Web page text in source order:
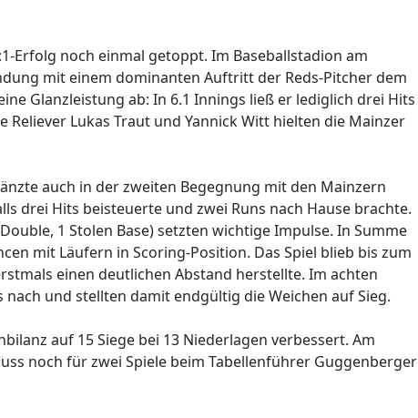
Erfolg noch einmal getoppt. Im Baseballstadion am
mit einem dominanten Auftritt der Reds-Pitcher dem
Glanzleistung ab: In 6.1 Innings ließ er lediglich drei Hits
Lukas Traut und Yannick Witt hielten die Mainzer
auch in der zweiten Begegnung mit den Mainzern
drei Hits beisteuerte und zwei Runs nach Hause brachte.
1 Stolen Base) setzten wichtige Impulse. In Summe
mit Läufern in Scoring-Position. Das Spiel blieb bis zum
einen deutlichen Abstand herstellte. Im achten
und stellten damit endgültig die Weichen auf Sieg.
auf 15 Siege bei 13 Niederlagen verbessert. Am
noch für zwei Spiele beim Tabellenführer Guggenberger